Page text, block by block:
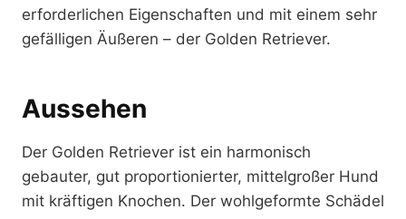
erforderlichen Eigenschaften und mit einem sehr
gefälligen Äußeren – der Golden Retriever.
Aussehen
Der Golden Retriever ist ein harmonisch
gebauter, gut proportionierter, mittelgroßer Hund
mit kräftigen Knochen. Der wohlgeformte Schädel